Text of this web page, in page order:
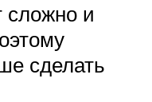
сложно и
сделать